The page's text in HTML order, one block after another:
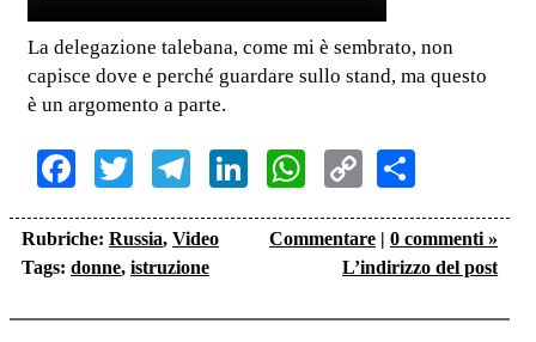
La delegazione talebana, come mi è sembrato, non
capisce dove e perché guardare sullo stand, ma questo
è un argomento a parte.
Facebook
TwitterTelegram
LinkedInWhatsApp
Copy
Link
Rubriche: Russia, Video
Tags: donne, istruzione
Commentare | 0 commenti »
L’indirizzo del post